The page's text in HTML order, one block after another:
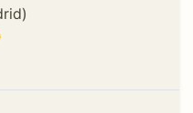
)